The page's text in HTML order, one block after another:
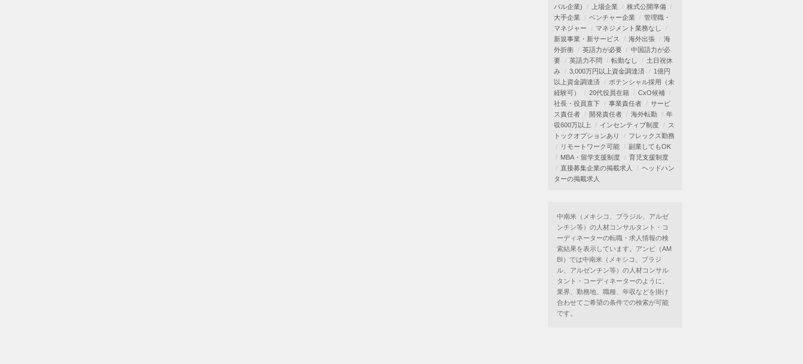
バル企業)
上場企業
株式公開準備
大手企業
ベンチャー企業
管理職・
マネジャー
マネジメント業務なし
新規事業・新サービス
海外出張
海
外折衝
英語力が必要
中国語力が必
要
英語力不問 転勤なし
土日祝休
み
3,000万円以上資金調達済
1億円
以上資金調達済
ポテンシャル採用（未
経験可）
20代役員在籍
CxO候補
社長・役員直下
事業責任者
サービ
ス責任者
開発責任者 海外転勤
年
収600万以上
インセンティブ制度
ス
トックオプションあり
フレックス勤務
リモートワーク可能
副業してもOK
MBA・留学支援制度
育児支援制度
直接募集企業の掲載求人
ヘッドハン
ターの掲載求人
中南米（メキシコ、ブラジル、アルゼ
ンチン等）の人材コンサルタント・コ
ーディネーターの転職・求人情報の検
索結果を表示しています。アンビ（AM
BI）では中南米（メキシコ、ブラジ
ル、アルゼンチン等）の人材コンサル
タント・コーディネーターのように、
業界、勤務地、職種、年収などを掛け
合わせてご希望の条件での検索が可能
です。